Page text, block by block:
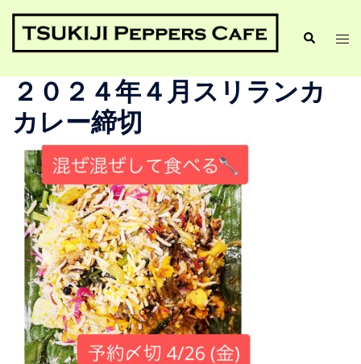
２０２４年４月スリランカ
カレー締切